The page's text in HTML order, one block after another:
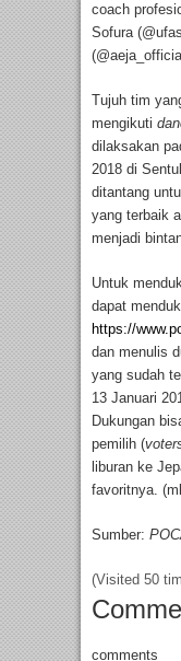
coach
Sofura
Tujuh tim
mengikuti
dilaksakan
2018 di
ditantang
yang terbaik
menjadi
Untuk
dapat
https://
dan menulis
yang sudah
13 Januari
Dukungan
pemilih (
liburan ke
favoritnya.
Sumber:
(Visited 50
comments